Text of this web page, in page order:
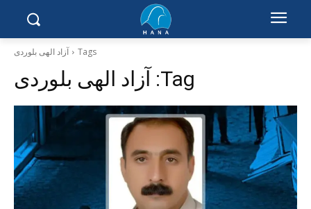
Tags آزاد الهی بلوردی
Tag: آزاد الهی بلوردی